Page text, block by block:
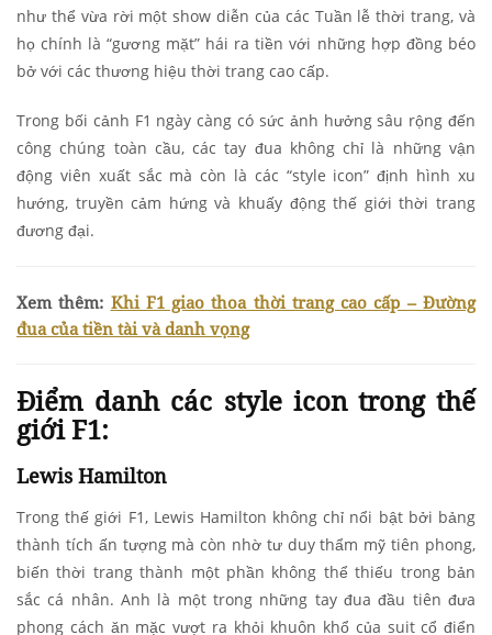
như thể vừa rời một show diễn của các Tuần lễ thời trang, và
họ chính là “gương mặt” hái ra tiền với những hợp đồng béo
bở với các thương hiệu thời trang cao cấp.
Trong bối cảnh F1 ngày càng có sức ảnh hưởng sâu rộng đến
công chúng toàn cầu, các tay đua không chỉ là những vận
động viên xuất sắc mà còn là các “style icon” định hình xu
hướng, truyền cảm hứng và khuấy động thế giới thời trang
đương đại.
Xem thêm: Khi F1 giao thoa thời trang cao cấp – Đường
đua của tiền tài và danh vọng
Điểm danh các style icon trong thế
giới F1:
Lewis Hamilton
Trong thế giới F1, Lewis Hamilton không chỉ nổi bật bởi bảng
thành tích ấn tượng mà còn nhờ tư duy thẩm mỹ tiên phong,
biến thời trang thành một phần không thể thiếu trong bản
sắc cá nhân. Anh là một trong những tay đua đầu tiên đưa
phong cách ăn mặc vượt ra khỏi khuôn khổ của suit cổ điển